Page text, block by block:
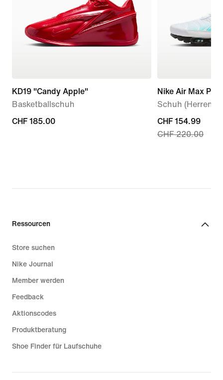
KD19 "Candy Apple"
Basketballschuh
CHF 185.00
CHF 185.00
Nike Air Max Plus
Schuh (Herren)
current
price
CHF 220.00
CHF 154.99
CHF 220.00
Ressourcen
Store suchen
Nike Journal
Member werden
Feedback
Aktionscodes
Produktberatung
Shoe Finder für Laufschuhe